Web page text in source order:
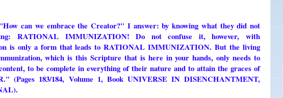
can we embrace the Creator?" I answer: by knowing what they did not
RATIONAL IMMUNIZATION! Do not confuse it, however, with
is only a form that leads to RATIONAL IMMUNIZATION. But the living
which is this Scripture that is here in your hands, only needs to
to be complete in everything of their nature and to attain the graces of
(Pages 183/184, Volume 1, Book UNIVERSE IN DISENCHANTMENT,